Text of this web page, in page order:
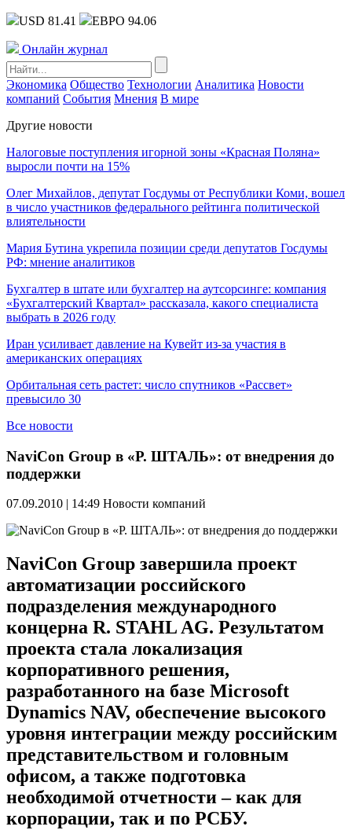
USD 81.41 ЕВРО 94.06
Онлайн журнал
Экономика Общество Технологии Аналитика Новости
компаний События Мнения В мире
Другие новости
Налоговые поступления игорной зоны «Красная Поляна»
выросли почти на 15%
Олег Михайлов, депутат Госдумы от Республики Коми, вошел
в число участников федерального рейтинга политической
влиятельности
Мария Бутина укрепила позиции среди депутатов Госдумы
РФ: мнение аналитиков
Бухгалтер в штате или бухгалтер на аутсорсинге: компания
«Бухгалтерский Квартал» рассказала, какого специалиста
выбрать в 2026 году
Иран усиливает давление на Кувейт из-за участия в
американских операциях
Орбитальная сеть растет: число спутников «Рассвет»
превысило 30
Все новости
NaviCon Group в «Р. ШТАЛЬ»: от внедрения до
поддержки
07.09.2010 | 14:49 Новости компаний
NaviCon Group завершила проект
автоматизации российского
подразделения международного
концерна R. STAHL AG. Результатом
проекта стала локализация
корпоративного решения,
разработанного на базе Microsoft
Dynamics NAV, обеспечение высокого
уровня интеграции между российским
представительством и головным
офисом, а также подготовка
необходимой отчетности – как для
корпорации, так и по РСБУ.